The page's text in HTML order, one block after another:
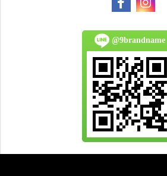
@9brandname